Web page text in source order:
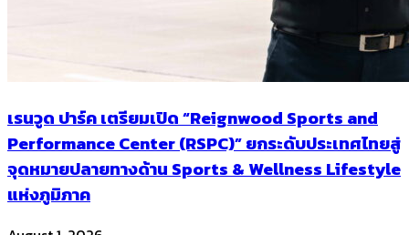
เรนวูด ปาร์ค เตรียมเปิด “Reignwood Sports and
Performance Center (RSPC)” ยกระดับประเทศไทยสู่
จุดหมายปลายทางด้าน Sports & Wellness Lifestyle
แห่งภูมิภาค